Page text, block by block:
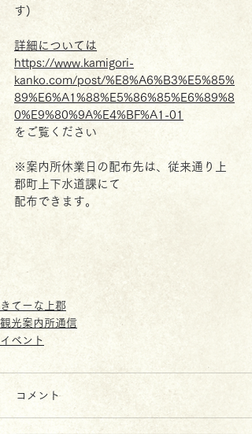
す)
詳細については
https://www.kamigori-
kanko.com/post/%E8%A6%B3%E5%85%
89%E6%A1%88%E5%86%85%E6%89%8
0%E9%80%9A%E4%BF%A1-01
をご覧ください
※案内所休業日の配布先は、従来通り上
郡町上下水道課にて
配布できます。
きてーな上郡
観光案内所通信
イベント
コメント